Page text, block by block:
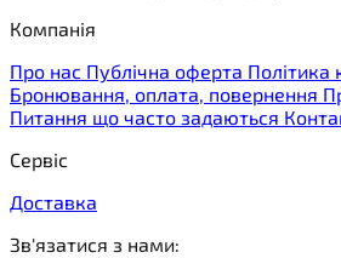
Компанія
Про нас Публічна оферта Політика
Бронювання, оплата, повернення
Питання що часто задаються
Сервіс
Доставка
Зв'язатися з нами: